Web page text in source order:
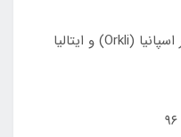
قطعات مهم و ایمنی ساخت کشور اسپانیا (Orkli) و ایتالیا